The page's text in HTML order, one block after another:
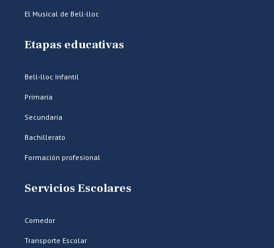
El Musical de Bell-lloc
Etapas educativas
Bell-lloc Infantil
Primaria
Secundaria
Bachillerato
Formación profesional
Servicios Escolares
Comedor
Transporte Escolar